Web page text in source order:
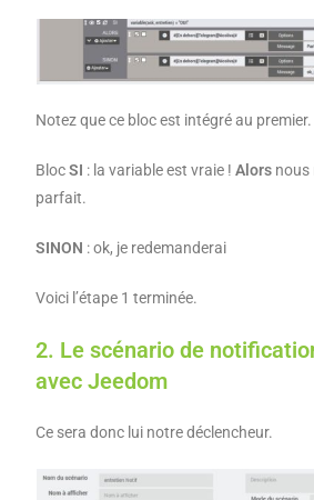
Notez que ce bloc est intégré au premier.
BlocSI : la variable est vraie !Alors nous
parfait.
SINON : ok, je redemanderai
Voici l’étape 1 terminée.
2. Le scénario de
avec Jeedom
Ce sera donc lui notre déclencheur.